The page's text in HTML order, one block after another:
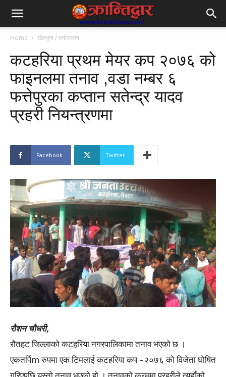
Home खेलकुद / मनोरञ्जन
कटहरिया प्रथम मेयर कप २०७६ को
फाइनलमा तनाव ,वडा नम्बर ६
फत्तेपुरका कप्तान सतेन्द्र यादव
प्रहरी नियन्त्रणमा
Facebook Twitter
रौशन चौधरी,
रौतहट जिल्लाको कटहरिया नगरपालिकामा तनाव भएको छ ।
एकतर्पिm रुपमा एक टिमलाई कटहरिया कप –२०७६ को विजेता घोषित